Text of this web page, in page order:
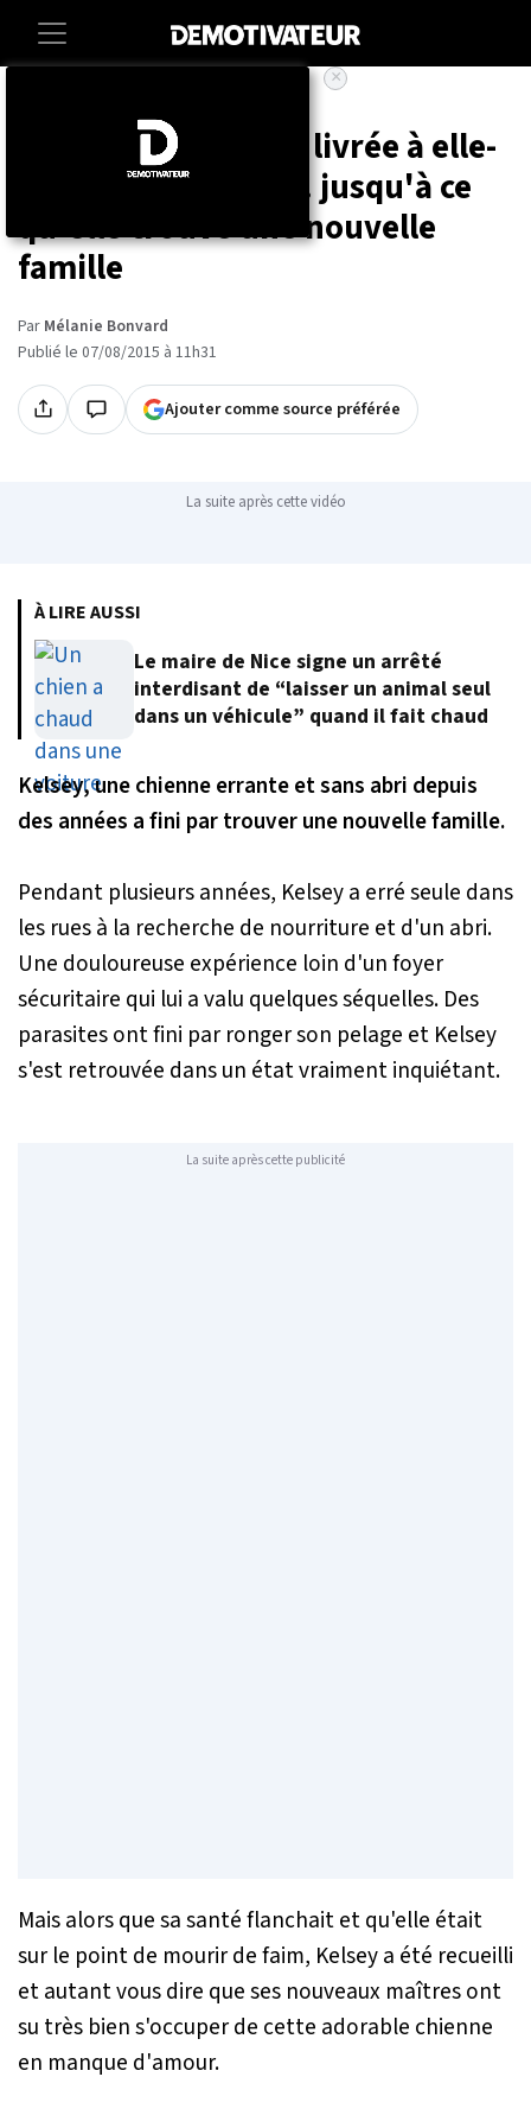
Cette chienne était livrée à elle-
même et affamée... jusqu'à ce
qu'elle trouve une nouvelle
famille
Par Mélanie Bonvard
Publié le 07/08/2015 à 11h31
Ajouter comme source préférée
La suite après cette vidéo
×
À LIRE AUSSI
Le maire de Nice signe un arrêté
interdisant de “laisser un animal seul
dans un véhicule” quand il fait chaud
Kelsey, une chienne errante et sans abri depuis
des années a fini par trouver une nouvelle famille.
Pendant plusieurs années, Kelsey a erré seule dans
les rues à la recherche de nourriture et d'un abri.
Une douloureuse expérience loin d'un foyer
sécuritaire qui lui a valu quelques séquelles. Des
parasites ont fini par ronger son pelage et Kelsey
s'est retrouvée dans un état vraiment inquiétant.
La suite après cette publicité
Mais alors que sa santé flanchait et qu'elle était
sur le point de mourir de faim, Kelsey a été recueilli
et autant vous dire que ses nouveaux maîtres ont
su très bien s'occuper de cette adorable chienne
en manque d'amour.